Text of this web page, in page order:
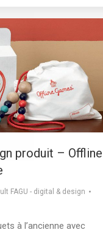
produit – Offline
FAGU - digital & design
à l’ancienne avec